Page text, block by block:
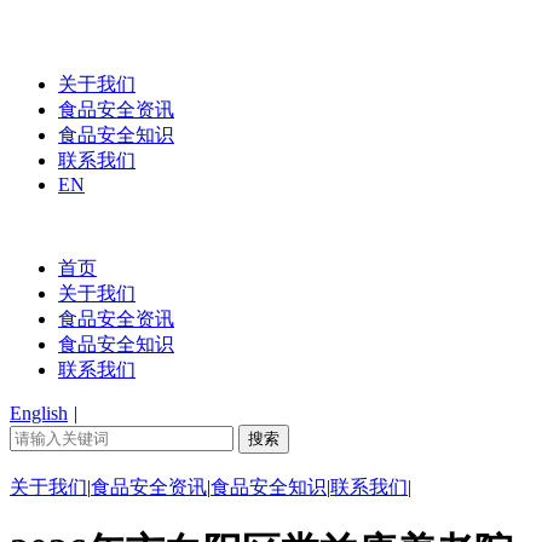
关于我们
食品安全资讯
食品安全知识
联系我们
EN
首页
关于我们
食品安全资讯
食品安全知识
联系我们
English |
关于我们|食品安全资讯|食品安全知识|联系我们|